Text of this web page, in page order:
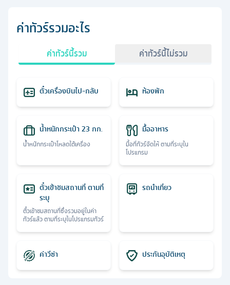
ค่าทัวร์รวมอะไร
ค่าทัวร์นี้รวม ค่าทัวร์นี้ไม่รวม
ตั๋วเครื่องบินไป-กลับ ห้องพัก
น้ำหนักกระเป๋า 23 กก.
น้ำหนักกระเป๋าโหลดใต้เครื่อง
มื้ออาหาร
มื้อที่ทัวร์จัดให้ ตามที่ระบุใน
โปรแกรม
ตั๋วเข้าชมสถานที่ ตามที่
ระบุ
ตั๋วเข้าชมสถานที่ซึ่งรวมอยู่ในค่า
ทัวร์แล้ว ตามที่ระบุในโปรแกรมทัวร์
รถนำเที่ยว
ค่าวีซ่า ประกันอุบัติเหตุ